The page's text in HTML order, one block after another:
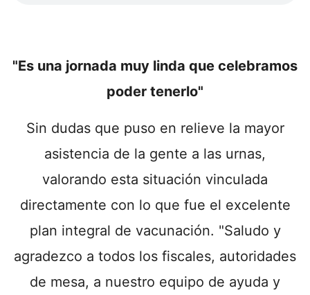
"Es una jornada muy linda que celebramos
poder tenerlo"
Sin dudas que puso en relieve la mayor
asistencia de la gente a las urnas,
valorando esta situación vinculada
directamente con lo que fue el excelente
plan integral de vacunación. "Saludo y
agradezco a todos los fiscales, autoridades
de mesa, a nuestro equipo de ayuda y